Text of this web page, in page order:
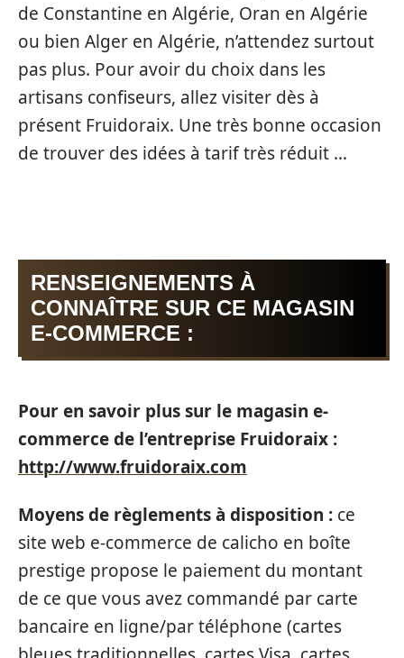
de Constantine en Algérie, Oran en Algérie
ou bien Alger en Algérie, n’attendez surtout
pas plus. Pour avoir du choix dans les
artisans confiseurs, allez visiter dès à
présent Fruidoraix. Une très bonne occasion
de trouver des idées à tarif très réduit …
RENSEIGNEMENTS À
CONNAÎTRE SUR CE MAGASIN
E-COMMERCE :
Pour en savoir plus sur le magasin e-
commerce de l’entreprise Fruidoraix :
http://www.fruidoraix.com
Moyens de règlements à disposition : ce
site web e-commerce de calicho en boîte
prestige propose le paiement du montant
de ce que vous avez commandé par carte
bancaire en ligne/par téléphone (cartes